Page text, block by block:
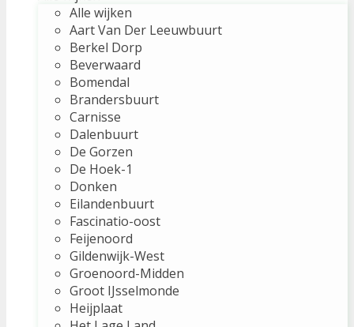
Alle wijken
Aart Van Der Leeuwbuurt
Berkel Dorp
Beverwaard
Bomendal
Brandersbuurt
Carnisse
Dalenbuurt
De Gorzen
De Hoek-1
Donken
Eilandenbuurt
Fascinatio-oost
Feijenoord
Gildenwijk-West
Groenoord-Midden
Groot IJsselmonde
Heijplaat